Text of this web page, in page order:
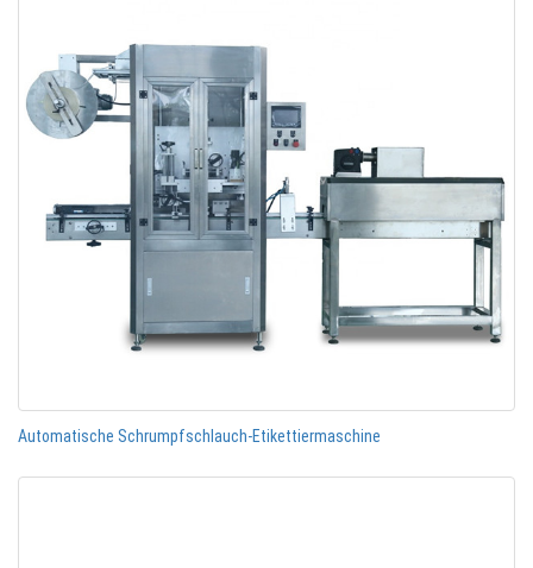
Automatische Schrumpfschlauch-Etikettiermaschine